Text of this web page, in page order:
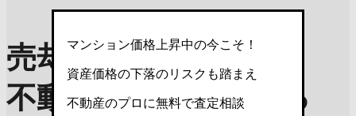
売却理由を選んで
不動産査定を依頼する
マンション価格上昇中の今こそ！
資産価格の下落のリスクも踏まえ
不動産のプロに無料で査定相談